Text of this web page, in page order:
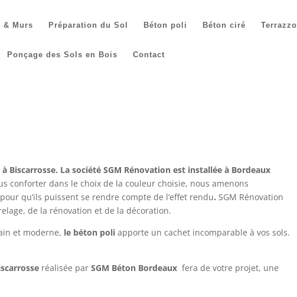
& Murs Préparation du Sol Béton poli Béton ciré Terrazzo
Ponçage des Sols en Bois Contact
Biscarrosse. La société SGM Rénovation est installée à Bordeaux
conforter dans le choix de la couleur choisie, nous amenons
qu’ils puissent se rendre compte de l’effet rendu. SGM Rénovation
de la rénovation et de la décoration.
et moderne, le béton poliapporte un cachet incomparable à vos sols.
réalisée par SGM Béton Bordeauxfera de votre projet, une